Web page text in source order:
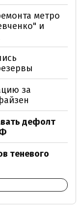
метро
и
за
дефолт
теневого